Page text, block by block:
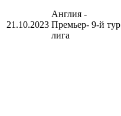
21.10.2023
Англия -
Премьер-
лига
9-й тур